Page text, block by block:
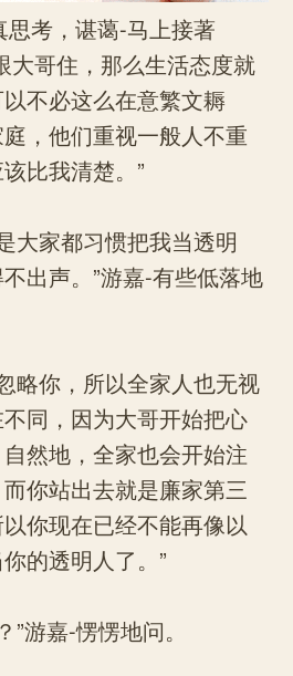
考，谌蔼-马上接著
大哥住，那么生活态度就
不必这么在意繁文耨
，他们重视一般人不重
比我清楚。”
大家都习惯把我当透明
出声。”游嘉-有些低落地
略你，所以全家人也无视
同，因为大哥开始把心
然地，全家也会开始注
你站出去就是廉家第三
你现在已经不能再像以
的透明人了。”
游嘉-愣愣地问。